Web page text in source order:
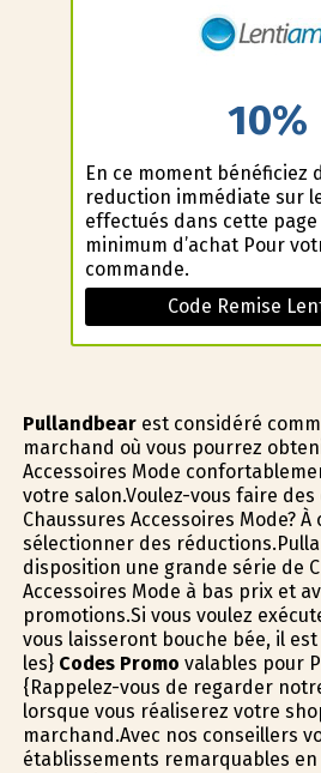
10%
En ce moment bénéficiez
reduction immédiate sur
effectués dans cette page
minimum d’achat Pour
commande.
Code Remise
Pullandbearest considéré
marchand où vous pourrez
Accessoires Mode
votre salon.Voulez-vous faire
Chaussures Accessoires Mode?
sélectionner des
disposition une grande série de
Accessoires Mode à bas prix et
promotions.Si vous voulez
vous laisseront bouche bée, il
les} Codes Promo valables pour
{Rappelez-vous de regarder
lorsque vous réaliserez votre
marchand.Avec nos conseillers
établissements remarquables en